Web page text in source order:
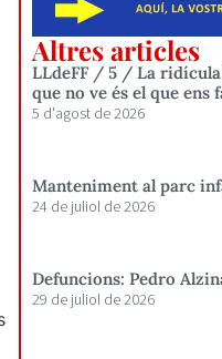
Altres articles
LLdeFF / 5 / La
que no ve és el que ens
5 d'agost de 2026
Manteniment al parc
24 de juliol de 2026
Defuncions: Pedro
29 de juliol de 2026